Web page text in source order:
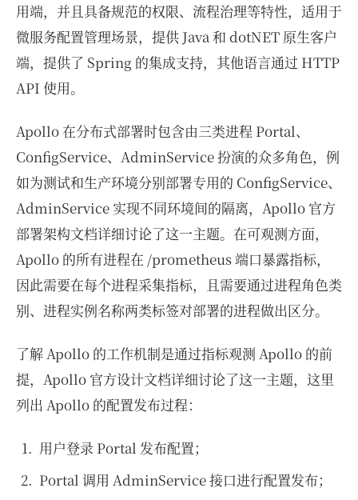
用端，并且具备规范的权限、流程治理等特性，适用于
微服务配置管理场景，提供 Java 和 dotNET 原生客户
端，提供了 Spring 的集成支持，其他语言通过 HTTP
API 使用。
Apollo 在分布式部署时包含由三类进程 Portal、
ConfigService、AdminService 扮演的众多角色，例
如为测试和生产环境分别部署专用的 ConfigService、
AdminService 实现不同环境间的隔离，Apollo 官方
部署架构文档详细讨论了这一主题。在可观测方面，
Apollo 的所有进程在 /prometheus 端口暴露指标，
因此需要在每个进程采集指标，且需要通过进程角色类
别、进程实例名称两类标签对部署的进程做出区分。
了解 Apollo 的工作机制是通过指标观测 Apollo 的前
提，Apollo 官方设计文档详细讨论了这一主题，这里
列出 Apollo 的配置发布过程：
用户登录 Portal 发布配置；
Portal 调用 AdminService 接口进行配置发布；